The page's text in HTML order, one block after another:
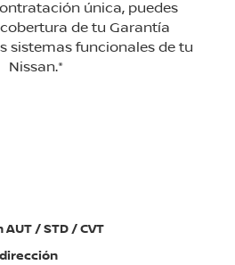
única, puedes
de tu Garantía
sistemas funcionales de tu
Nissan.*
/ STD / CVT